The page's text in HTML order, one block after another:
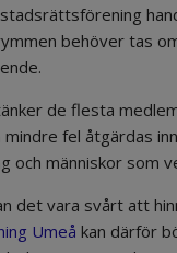
behöver tas
de flesta
mindre fel åtgärdas
och människor som
det vara svårt att
Umeå kan därför